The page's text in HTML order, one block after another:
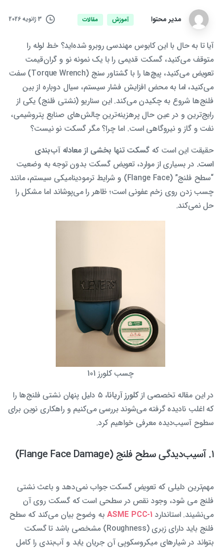
مدیر محتوا آموزش مقالات 3 ژانویه 2026
آیا تا به حال با این کابوس مهندسی روبرو شده‌اید؟ خط لوله را
متوقف می‌کنید، گسکت قدیمی را با یک نمونه نو و گران‌قیمت
تعویض می‌کنید، پیچ‌ها را با گشتاور سنج (Torque Wrench) سفت
می‌کنید، اما به محض افزایش فشار سیستم، سیال دوباره از بین
فلنج‌ها شروع به چکیدن می‌کند. این سناریو (نشتی فلنج) یکی از
رایج‌ترین و در عین حال پرهزینه‌ترین چالش‌های صنایع پتروشیمی،
نفت و گاز و نیروگاهی است. اما چرا؟ مگر گسکت نو نیست؟
حقیقت این است کهگسکت تنها بخشی از معادله آب‌بندی
است. در بسیاری از موارد، تعویض گسکت بدون توجه به وضعیت
“سطح فلنج” (Flange Face) و شرایط ترمودینامیکی سیستم، مانند
چسب زدن روی زخم عفونی است؛ ظاهر را می‌پوشاند اما مشکل را
حل نمی‌کند.
چسب کلورز 101
در این مقاله تخصصی ازکلورز آریانا
، ۵ دلیل پنهان نشتی فلنج‌ها را
که اغلب نادیده گرفته می‌شوند بررسی می‌کنیم و راهکاری نوین برای
سطوح آسیب‌دیده معرفی خواهیم کرد.
۱. آسیب‌دیدگی سطح فلنج (Flange Face Damage)
مهم‌ترین دلیلی که تعویض گسکت جواب نمی‌دهد و باعث نشتی
فلنج می شود، وجود نقص در سطحی است که گسکت روی آن
می‌نشیند. استاندارد ASME PCC-1 به وضوح بیان می‌کند که سطح
فلنج باید دارای زبری (Roughness) مشخصی باشد تا گسکت
بتواند در شیارهای میکروسکوپی آن جریان یابد و آب‌بندی را کامل